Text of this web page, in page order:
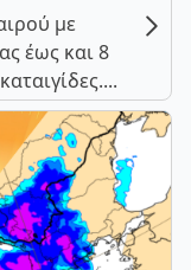
με
έως και 8